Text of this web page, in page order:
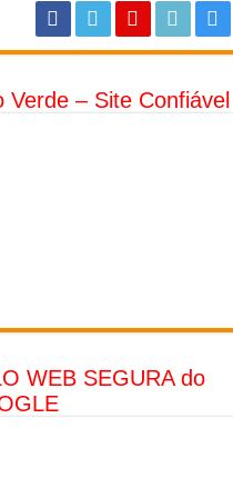
Verde – Site Confiável
WEB SEGURA do